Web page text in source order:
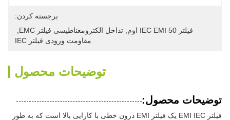
برجسته کردن:
فیلتر IEC EMI 50 اوم
تداخل الکترومغناطیسی فیلتر EMC
مقاومت ورودی فیلتر IEC
توضیحات محصول
توضیحات محصول:
فیلتر EMI IEC یک فیلتر EMI درون خطی با کارایی بالا است که به طور